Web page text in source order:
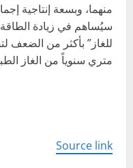
سيُساهم في زيادة الطاقة
متري سنوياً من الغاز
Source link